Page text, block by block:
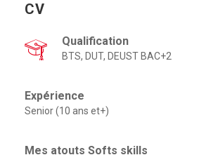
CV
Qualification
BTS, DUT, DEUST BAC+2
Expérience
Senior (10 ans et+)
Mes atouts Softs skills